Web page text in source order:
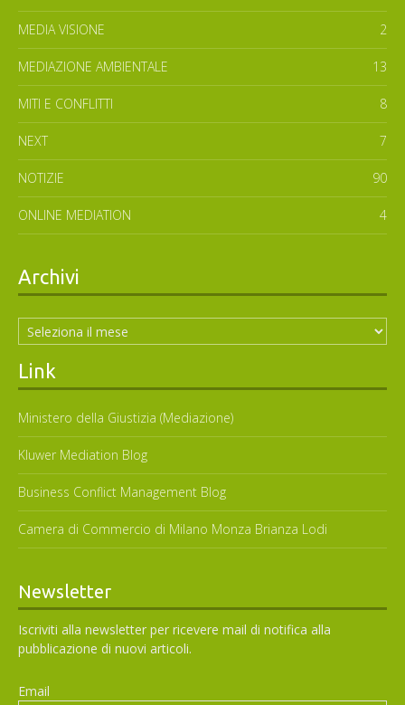
MEDIA VISIONE 2
MEDIAZIONE AMBIENTALE 13
MITI E CONFLITTI 8
NEXT 7
NOTIZIE 90
ONLINE MEDIATION 4
Archivi
Archivi
Link
Ministero della Giustizia (Mediazione)
Kluwer Mediation Blog
Business Conflict Management Blog
Camera di Commercio di Milano Monza Brianza Lodi
Newsletter
Iscriviti alla newsletter per ricevere mail di notifica alla
pubblicazione di nuovi articoli.
Email